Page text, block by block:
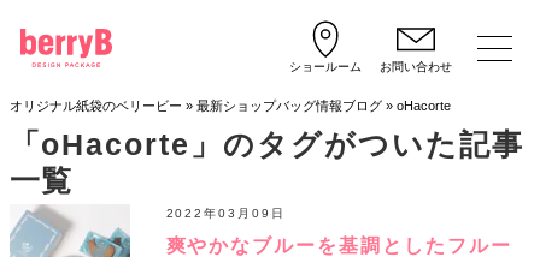
ショールーム お問い合わせ
オリジナル紙袋のベリービー » 最新ショップバッグ情報ブログ» oHacorte
「oHacorte」のタグがついた記事
一覧
爽やかなブルーを基調としたフルー
2022年03月09日